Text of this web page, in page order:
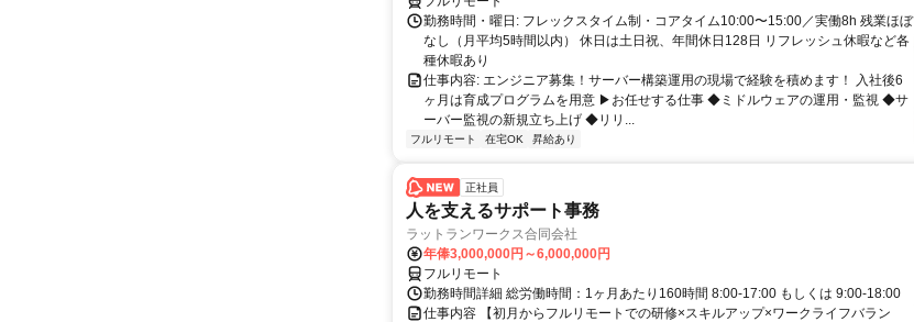
勤務時間・曜日: フレックスタイム制・コアタイム10:00〜15:00／実働8h 残業ほぼ
なし（月平均5時間以内） 休日は土日祝、年間休日128日 リフレッシュ休暇など各
種休暇あり
仕事内容: エンジニア募集！サーバー構築運用の現場で経験を積めます！ 入社後6
ヶ月は育成プログラムを用意 ▶お任せする仕事 ◆ミドルウェアの運用・監視 ◆サ
ーバー監視の新規立ち上げ ◆リリ...
フルリモート 在宅OK 昇給あり
正社員
人を支えるサポート事務
ラットランワークス合同会社
年俸3,000,000円～6,000,000円
フルリモート
勤務時間詳細 総労働時間：1ヶ月あたり160時間 8:00-17:00 もしくは 9:00-18:00
仕事内容 【初月からフルリモートでの研修×スキルアップ×ワークライフバラン